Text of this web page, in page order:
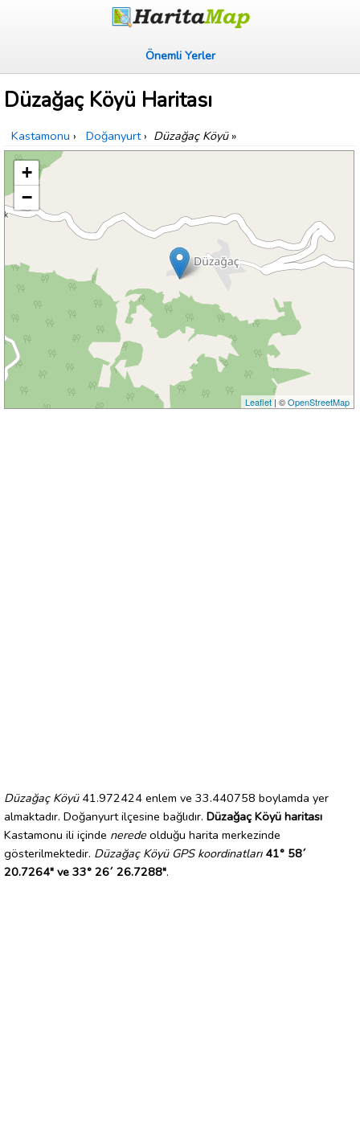
Önemli Yerler
Düzağaç Köyü Haritası
Kastamonu › Doğanyurt › Düzağaç Köyü»
+
−
Leaflet| ©OpenStreetMap
Düzağaç Köyü41.972424 enlem ve 33.440758 boylamda yer
almaktadır. Doğanyurt ilçesine bağlıdır. Düzağaç Köyü haritası
Kastamonu ili içinde nerede olduğu harita merkezinde
gösterilmektedir. Düzağaç Köyü GPS koordinatları 41° 58´
20.7264" ve 33° 26´ 26.7288".